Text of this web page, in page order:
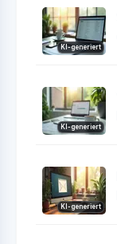
KI-generiert
KI-generiert
KI-generiert